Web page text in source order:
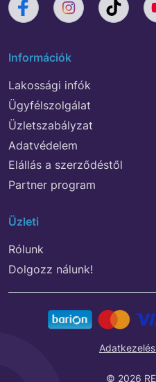
Információk
Lakossági infók
Ügyfélszolgálat
Üzletszabályzat
Adatvédelem
Elállás a szerződéstől
Partner program
Üzleti
Rólunk
Dolgozz nálunk!
© 2026